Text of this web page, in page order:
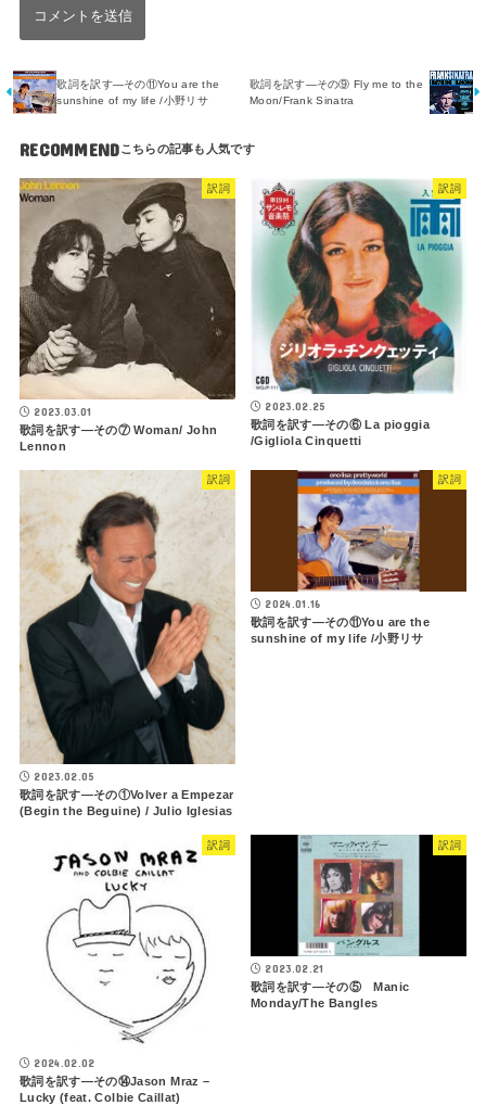
歌詞を訳す―その⑪You are the
sunshine of my life /小野リサ
歌詞を訳す―その⑨ Fly me to the
Moon/Frank Sinatra
RECOMMEND
訳詞
2023.03.01
歌詞を訳す―その⑦ Woman/ John
Lennon
訳詞
2023.02.25
歌詞を訳す―その⑥ La pioggia
/Gigliola Cinquetti
訳詞
2023.02.05
歌詞を訳す—その①Volver a Empezar
(Begin the Beguine) / Julio Iglesias
訳詞
2024.01.16
歌詞を訳す―その⑪You are the
sunshine of my life /小野リサ
訳詞
2024.02.02
歌詞を訳す―その⑭Jason Mraz –
Lucky (feat. Colbie Caillat)
訳詞
2023.02.21
歌詞を訳す―その⑤ Manic
Monday/The Bangles